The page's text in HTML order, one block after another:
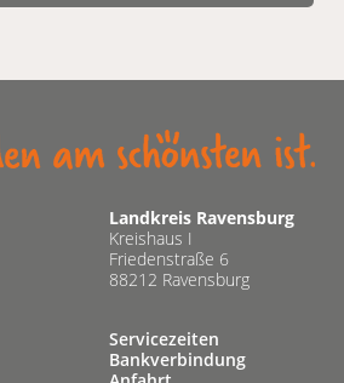
Landkreis Ravensburg
Kreishaus I
Friedenstraße 6
88212 Ravensburg
Servicezeiten
Bankverbindung